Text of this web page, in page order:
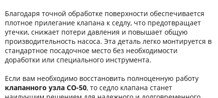
Благодаря точной обработке поверхности обеспечивается
плотное прилегание клапана к седлу, что предотвращает
утечки, снижает потери давления и повышает общую
производительность насоса. Эта деталь легко монтируется в
стандартное посадочное место без необходимости
доработки или специального инструмента.
Если вам необходимо восстановить полноценную работу
клапанного узла СО-50, то седло клапана станет